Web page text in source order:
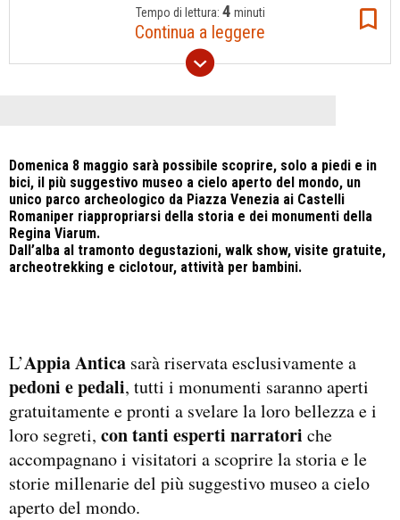
Tempo di lettura: 4 minuti
Continua a leggere
Domenica 8 maggio sarà possibile scoprire, solo a piedi e in
bici, il più suggestivo museo a cielo aperto del mondo, un
unico parco archeologico da Piazza Venezia ai Castelli
Romaniper riappropriarsi della storia e dei monumenti della
Regina Viarum.
Dall’alba al tramonto degustazioni, walk show, visite gratuite,
archeotrekking e ciclotour, attività per bambini.
L’Appia Antica sarà riservata esclusivamente a
pedoni e pedali, tutti i monumenti saranno aperti
gratuitamente e pronti a svelare la loro bellezza e i
loro segreti, con tanti esperti narratori che
accompagnano i visitatori a scoprire la storia e le
storie millenarie del più suggestivo museo a cielo
aperto del mondo.